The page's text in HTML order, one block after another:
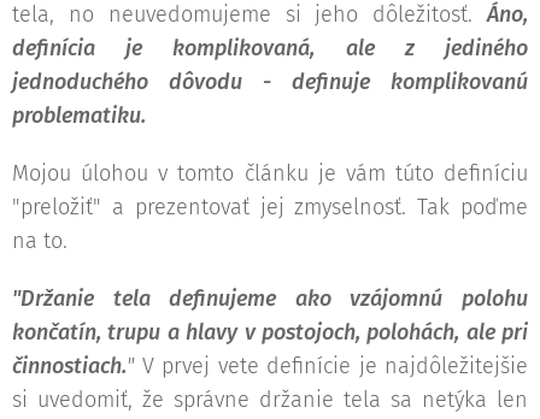
tela, no neuvedomujeme si jeho dôležitosť.Áno,
definícia je komplikovaná, ale z jediného
jednoduchého dôvodu - definuje komplikovanú
problematiku.
Mojou úlohou v tomto článku je vám túto definíciu
"preložiť" a prezentovať jej zmyselnosť. Tak poďme
na to.
"Držanie tela definujeme ako vzájomnú polohu
končatín, trupu a hlavy v postojoch, polohách, ale pri
činnostiach." V prvej vete definície je najdôležitejšie
si uvedomiť, že správne držanie tela sa netýka len